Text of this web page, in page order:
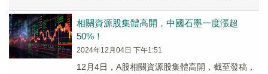
相關資源股集體高開，中國石墨一度漲超
50%！
2024年12月04日 下午1:51
12月4日，A股相關資源股集體高開，截至發稿，